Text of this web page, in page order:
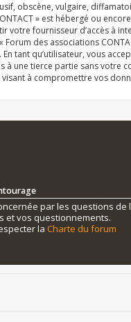
obscène, vulgaire,
» est hébergé ou
fournisseur d’accès à
des associations
tant qu’utilisateur, vous
une tierce partie sans votre
à compromettre vos
par les questions
et vos questionnements.
la Charte du forum